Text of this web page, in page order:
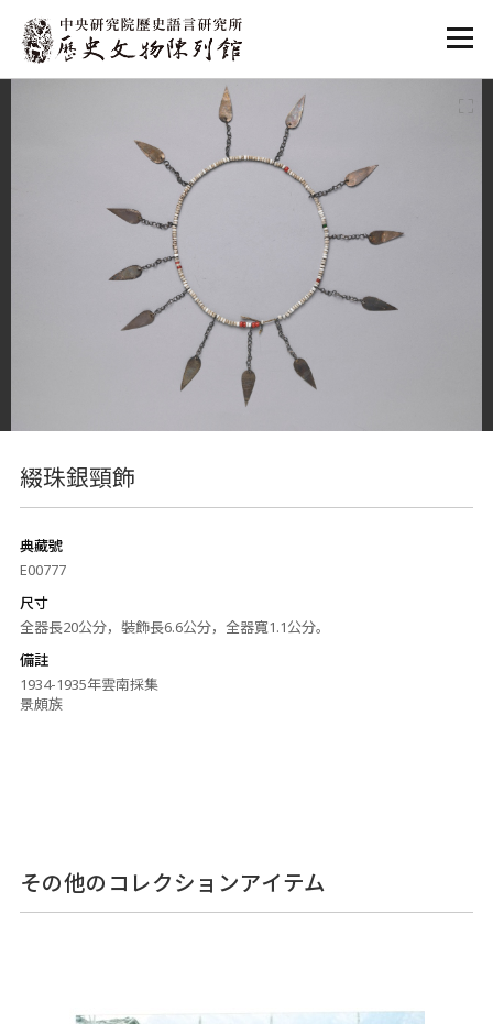
:::
綴珠銀頸飾
典藏號
E00777
尺寸
全器長20公分，裝飾長6.6公分，全器寬1.1公分。
備註
1934-1935年雲南採集
景頗族
その他のコレクションアイテム